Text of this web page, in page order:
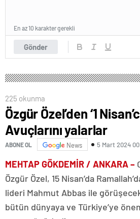
Gönder
En az 10 karakter gerekli
225 okunma
Özgür Özel’den ‘1
Avuçlarını yalarlar
ABONE OL News 5 Mart 2024
MEHTAP GÖKDEMİR / ANKARA –
Özgür Özel, 15 Nisan’da
lideri Mahmut Abbas ile
bütün dünyaya ve Türkiye’ye